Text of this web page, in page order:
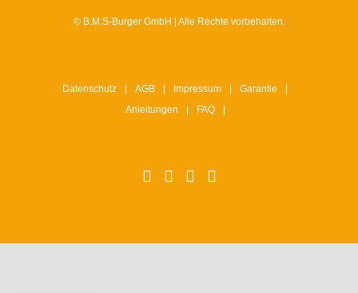
© B.M.S-Burger GmbH | Alle Rechte vorbehalten.
Datenschutz AGB Impressum
Garantie
Anleitungen
FAQ